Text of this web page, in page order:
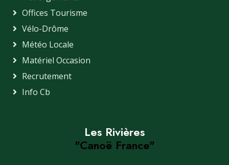
Offices Tourisme
Vélo-Drôme
Météo Locale
Matériel Occasion
Recrutement
Info Cb
Les Rivières
"Canoë France"